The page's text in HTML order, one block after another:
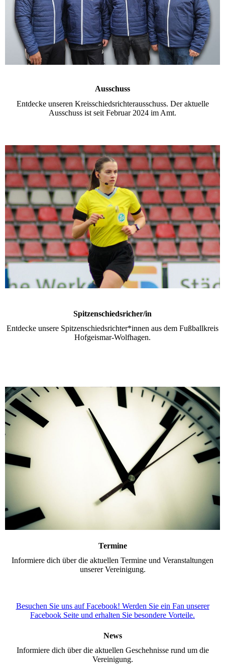
Ausschuss
Entdecke unseren Kreisschiedsrichterausschuss. Der aktuelle
Ausschuss ist seit Februar 2024 im Amt.
Spitzenschiedsricher/in
Entdecke unsere Spitzenschiedsrichter*innen aus dem Fußballkreis
Hofgeismar-Wolfhagen.
Termine
Informiere dich über die aktuellen Termine und Veranstaltungen
unserer Vereinigung.
Besuchen Sie uns auf Facebook! Werden Sie ein Fan unserer
Facebook Seite und erhalten Sie besondere Vorteile.
News
Informiere dich über die aktuellen Geschehnisse rund um die
Vereinigung.